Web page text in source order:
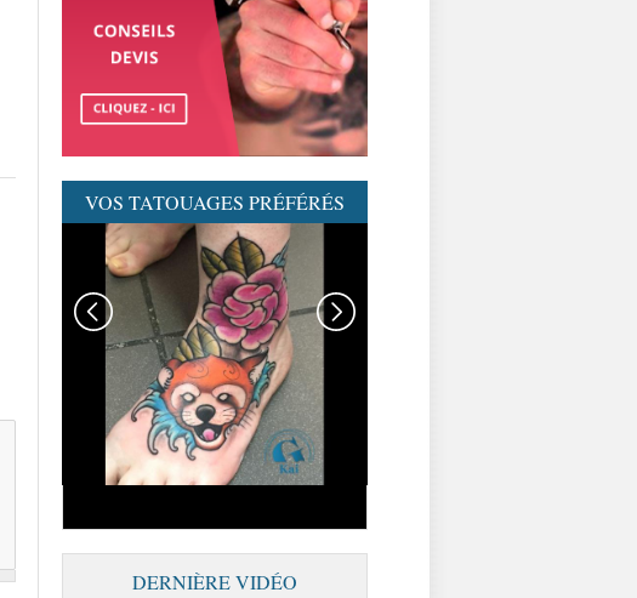
VOS TATOUAGES PRÉFÉRÉS
GRAPHICADERME-
TATOUAGENEOTRAD-
NEOTRAD-AVIGNON-
MEILLEURSTATOUEURS
DERNIÈRE VIDÉO